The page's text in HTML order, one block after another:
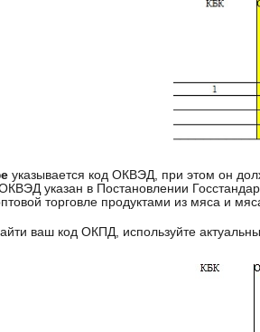
указывается код ОКВЭД, при этом он
указан в Постановлении
торговле продуктами из мяса и
ваш код ОКПД, используйте